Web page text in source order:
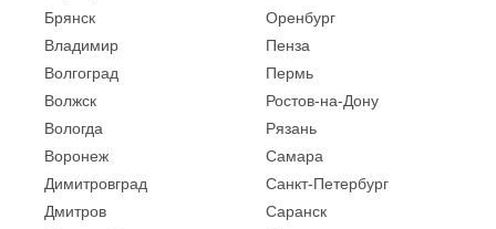
Брянск
Владимир
Волгоград
Волжск
Вологда
Воронеж
Димитровград
Дмитров
Оренбург
Пенза
Пермь
Ростов-на-Дону
Рязань
Самара
Санкт-Петербург
Саранск